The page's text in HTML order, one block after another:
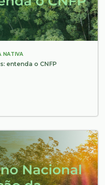
NATIVA
entenda o CNFP